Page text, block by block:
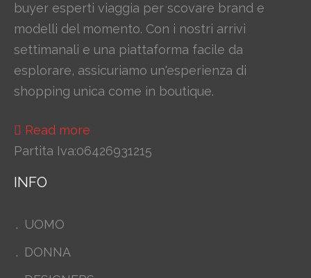
buyer esperti viaggia per scovare brand e
modelli del momento. Con i nostri arrivi
settimanali e una piattaforma facile da
esplorare, assicuriamo un'esperienza di
shopping unica come in boutique.
Read more
Partita Iva:06426931215
INFO
UOMO
DONNA